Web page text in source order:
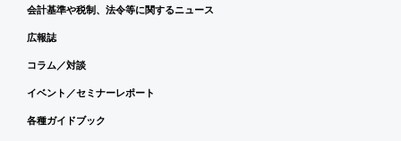
会計基準や税制、法令等に関するニュース
広報誌
コラム／対談
イベント／セミナーレポート
各種ガイドブック